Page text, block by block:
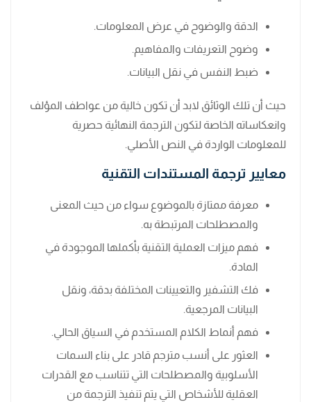
الدقة والوضوح في عرض المعلومات.
وضوح التعريفات والمفاهيم.
ضبط النفس في نقل البيانات.
حيث أن تلك الوثائق لابد أن تكون خالية من عواطف المؤلف
وانعكاساته الخاصة لتكون الترجمة النهائية حصرية
للمعلومات الواردة في النص الأصلي.
معايير ترجمة المستندات التقنية
معرفة ممتازة بالموضوع سواء من حيث المعنى
والمصطلحات المرتبطة به.
فهم ميزات العملية التقنية بأكملها الموجودة في
المادة.
فك التشفير والتعيينات المختلفة بدقة، ونقل
البيانات المرجعية.
فهم أنماط الكلام المستخدم في السياق الحالي.
العثور على أنسب مترجم قادر على بناء السمات
الأسلوبية والمصطلحات التي تتناسب مع القدرات
العقلية للأشخاص التي يتم تنفيذ الترجمة من